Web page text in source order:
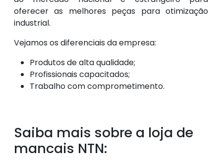
oferecer as melhores peças para otimização
industrial.
Vejamos os diferenciais da empresa:
Produtos de alta qualidade;
Profissionais capacitados;
Trabalho com comprometimento.
Saiba mais sobre a loja de
mancais NTN: